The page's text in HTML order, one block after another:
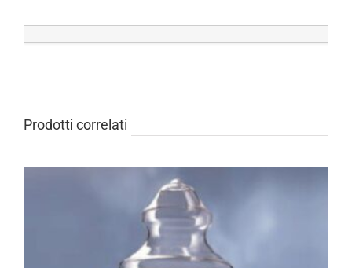
Prodotti correlati